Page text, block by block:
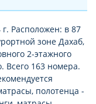
Расположен: в 87
зоне Дахаб,
2-этажного
Всего 163 номера.
полотенца -